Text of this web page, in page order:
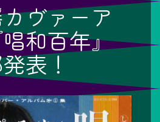
ヴァーア
和百年』
表！